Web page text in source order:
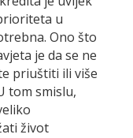
u
Ono što
je da se ne
priuštiti ili više
tom smislu,
život